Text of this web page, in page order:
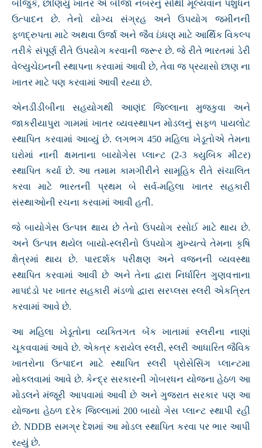
બીજુકે, છાણિયું ખાતર એ બીજા નંબરનું સૌથી મૂલ્યવાન પશુધન
ઉત્પાદન છે. તેનો યોગ્ય સંગ્રહ અને ઉપયોગ જમીનની
ફળદ્રુપતા માટે અથવા ઉર્જા અને જૈવ ઇંધણ માટે આર્થિક વિકલ્પ
તરીકે સંપૂર્ણ રીતે ઉપયોગ કરવાની જરૂર છે. જે રીતે ભારતમાં ડેરી
વેલ્યુચેઇનની સ્થાપના કરવામાં આવી છે, તેવા જ પ્રયાસો છાણ ના
ખાતર માટે પણ કરવામાં આવી રહ્યા છે.
એનડીડીબીના સહયોગથી આણંદ જિલ્લાના મુજકુવા અને
જાકરીયાપુરા ગામમાં ખાતર વ્યવસ્થાપન મોડલનું સફળ પાયલોટ
સ્થાપિત કરવામાં આવ્યું છે. લગભગ 450 મહિલા ખેડૂતોએ તેમના
ઘરોમાં નાની ક્ષમતાના બાયોગેસ પ્લાન્ટ (2-3 ક્યુબિક મીટર)
સ્થાપિત કર્યા છે. આ તમામ કામગીરીને સામૂહિક રીતે સંચાલિત
કરવા માટે ભારતની પ્રથમ બે સર્વ-મહિલા ખાતર સહકારી
સંસ્થાઓની રચના કરવામાં આવી હતી.
જે બાયોગેસ ઉત્પન્ન થાય છે તેનો ઉપયોગ રસોઈ માટે થાય છે.
અને ઉત્પન્ન થયેલ બાયો-સ્લરીનો ઉપયોગ મુખ્યત્વે તેમના કૃષિ
ક્ષેત્રમાં થાય છે. પારદર્શક પરીક્ષણ અને વજનની વ્યવસ્થા
સ્થાપિત કરવામાં આવી છે અને તેના દ્વારા નિર્ધારિત ગુણવત્તાના
માપદંડો પર ખાતર સહકારી મંડળો દ્વારા સરપ્લસ સ્લરી એકત્રિત
કરવામાં આવે છે.
આ મહિલા ખેડૂતોના વ્યક્તિગત બેંક ખાતામાં સ્લરીના નાણાં
ચૂકવવામાં આવે છે. એકત્ર કરાયેલ સ્લરી, સ્લરી આધારિત જૈવિક
ખાતરોના ઉત્પાદન માટે સ્થાપિત સ્લરી પ્રોસેસિંગ પ્લાન્ટમા
મોકલવામાં આવે છે. કેન્દ્ર સરકારની ગોબરધન યોજના હેઠળ આ
મોડલને મંજૂરી આપવામાં આવી છે અને ગુજરાત સરકાર પણ આ
યોજના હેઠળ દરેક જિલ્લામાં 200 બાયો ગેસ પ્લાન્ટ સ્થાપી રહી
છે. NDDB સમગ્ર દેશમાં આ મોડલ સ્થાપિત કરવા પર ભાર આપી
રહ્યું છે.